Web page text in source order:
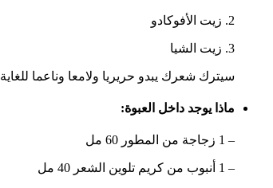
2. زيت الأفوكادو
3. زيت الشيا
سيترك شعرك يبدو حريريا ولامعا وناعما للغاية
ماذا يوجد داخل العبوة:
– 1 زجاجة من المطور 60 مل
– 1 أنبوب من كريم تلوين الشعر 40 مل